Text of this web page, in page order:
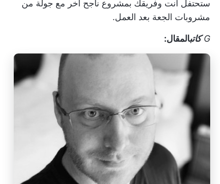
ستحتفل أنت وفريقك بمشروع ناجح آخر مع جولة من
مشروبات الجعة بعد العمل.
G كاتبالمقال: